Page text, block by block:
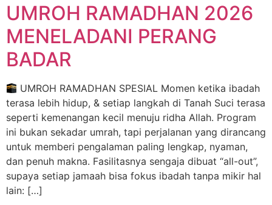
UMROH RAMADHAN 2026
MENELADANI PERANG
BADAR
UMROH RAMADHAN SPESIAL Momen ketika ibadah
terasa lebih hidup, & setiap langkah di Tanah Suci terasa
seperti kemenangan kecil menuju ridha Allah. Program
ini bukan sekadar umrah, tapi perjalanan yang dirancang
untuk memberi pengalaman paling lengkap, nyaman,
dan penuh makna. Fasilitasnya sengaja dibuat “all-out”,
supaya setiap jamaah bisa fokus ibadah tanpa mikir hal
lain: […]